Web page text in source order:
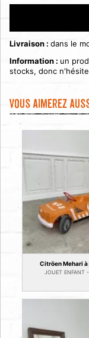
Livraison : dans le
Information : un
stocks, donc
Vous aimerez
Citröen Mehari à
JOUET ENFANT -